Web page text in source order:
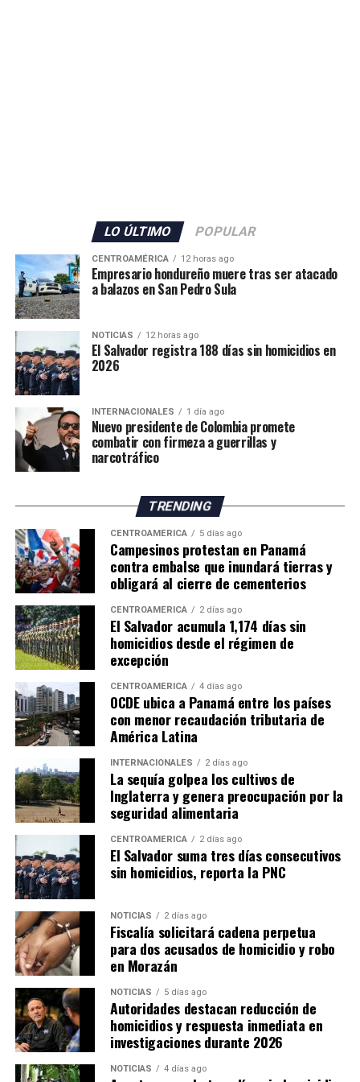
que va del año, las autoridades reportan 185 días sin
homicidios, mientras que 2025 también cerró con
indicadores favorables en materia de seguridad.
El ministro de Seguridad, Gustavo Villatoro, ha reiterado
que el Gobierno mantendrá las acciones para localizar y
capturar a integrantes de estructuras criminales que
aún permanezcan activos.
“Todos aquellos que pretendan continuar con esa
cultura de muerte que las pandillas impusieron en el
pasado, sepan que ahora tenemos un Estado que será
implacable en hacer cumplir la ley”, afirmó Villatoro.
trabajando para erradicar las estructuras criminales y
mantener la reducción de los índices de violencia
registrados en los últimos años.
LO ÚLTIMO POPULAR
CENTROAMÉRICA 12 horas ago
Empresario hondureño muere tras ser atacado
a balazos en San Pedro Sula
NOTICIAS 12 horas ago
El Salvador registra 188 días sin homicidios en
2026
INTERNACIONALES 1 día ago
Nuevo presidente de Colombia promete
combatir con firmeza a guerrillas y
narcotráfico
TRENDING
CENTROAMÉRICA 5 días ago
Campesinos protestan en Panamá
contra embalse que inundará tierras y
obligará al cierre de cementerios
CENTROAMÉRICA 2 días ago
El Salvador acumula 1,174 días sin
homicidios desde el régimen de
excepción
CENTROAMÉRICA 4 días ago
OCDE ubica a Panamá entre los países
con menor recaudación tributaria de
América Latina
INTERNACIONALES 2 días ago
La sequía golpea los cultivos de
Inglaterra y genera preocupación por la
seguridad alimentaria
CENTROAMÉRICA 2 días ago
El Salvador suma tres días consecutivos
sin homicidios, reporta la PNC
NOTICIAS 2 días ago
Fiscalía solicitará cadena perpetua
para dos acusados de homicidio y robo
en Morazán
NOTICIAS 5 días ago
Autoridades destacan reducción de
homicidios y respuesta inmediata en
investigaciones durante 2026
NOTICIAS 4 días ago